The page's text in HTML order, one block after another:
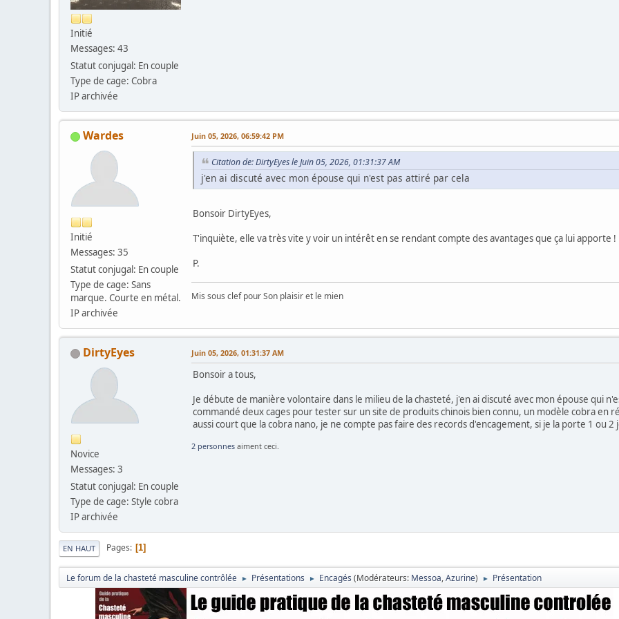
Initié
Messages: 43
Statut conjugal: En couple
Type de cage: Cobra
IP archivée
Wardes
Initié
Messages: 35
Statut conjugal: En couple
Type de cage: Sans
marque. Courte en métal.
IP archivée
Juin 05, 2026, 06:59:42 PM
Citation de: DirtyEyes le Juin 05, 2026, 01:31:37 AM
j'en ai discuté avec mon épouse qui n'est pas attiré par cela
Bonsoir DirtyEyes,
T'inquiète, elle va très vite y voir un intérêt en se rendant compte des avantages que ça lui apporte
P.
Mis sous clef pour Son plaisir et le mien
DirtyEyes
Novice
Messages: 3
Statut conjugal: En couple
Type de cage: Style cobra
IP archivée
Juin 05, 2026, 01:31:37 AM
Bonsoir a tous,
Je débute de manière volontaire dans le milieu de la chasteté, j'en ai discuté avec mon épouse qui
commandé deux cages pour tester sur un site de produits chinois bien connu, un modèle cobra en
aussi court que la cobra nano, je ne compte pas faire des records d'encagement, si je la porte 1 ou 2
2 personnes aiment ceci.
EN HAUT Pages 1
Le forum de la chasteté masculine contrôlée ► Présentations ► Encagés (Modérateurs: Messoa,Azurine) ► Présentation